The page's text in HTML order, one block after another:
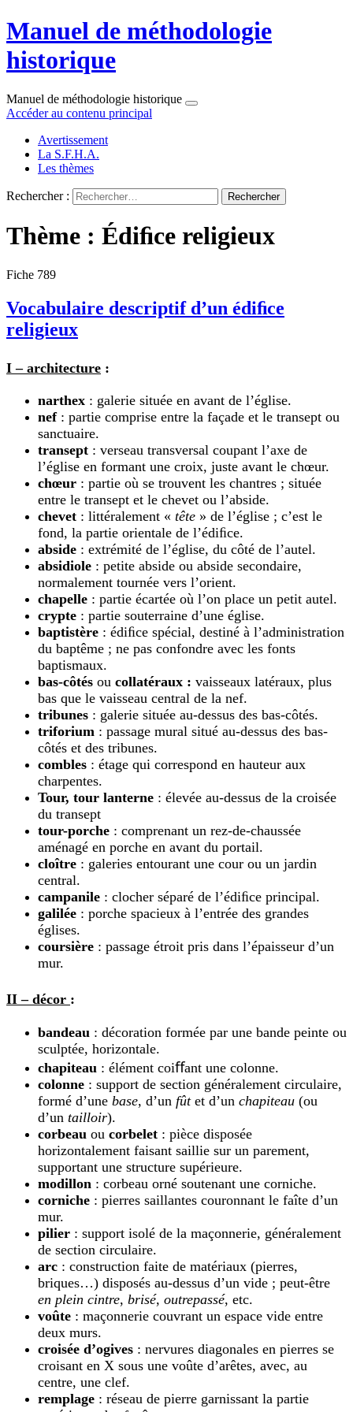
Manuel de méthodologie
historique
Manuel de méthodologie historique
Accéder au contenu principal
Avertissement
La S.F.H.A.
Les thèmes
Rechercher :
Thème : Édiﬁce religieux
Fiche 789
Vocabulaire descriptif d’un édiﬁce
religieux
I – architecture :
narthex : galerie située en avant de l’église.
nef: partie comprise entre la façade et le transept ou
sanctuaire.
transept : verseau transversal coupant l’axe de
l’église en formant une croix, juste avant le chœur.
chœur : partie où se trouvent les chantres ; située
entre le transept et le chevet ou l’abside.
chevet : littéralement « tête » de l’église ; c’est le
fond, la partie orientale de l’édiﬁce.
abside : extrémité de l’église, du côté de l’autel.
absidiole : petite abside ou abside secondaire,
normalement tournée vers l’orient.
chapelle : partie écartée où l’on place un petit autel.
crypte : partie souterraine d’une église.
baptistère : édiﬁce spécial, destiné à l’administration
du baptême ; ne pas confondre avec les fonts
baptismaux.
bas-côtés ou collatéraux : vaisseaux latéraux, plus
bas que le vaisseau central de la nef.
tribunes : galerie située au-dessus des bas-côtés.
triforium : passage mural situé au-dessus des bas-
côtés et des tribunes.
combles : étage qui correspond en hauteur aux
charpentes.
Tour, tour lanterne : élevée au-dessus de la croisée
du transept
tour-porche : comprenant un rez-de-chaussée
aménagé en porche en avant du portail.
cloître : galeries entourant une cour ou un jardin
central.
campanile : clocher séparé de l’édiﬁce principal.
galilée : porche spacieux à l’entrée des grandes
églises.
coursière : passage étroit pris dans l’épaisseur d’un
mur.
II – décor :
bandeau : décoration formée par une bande peinte ou
sculptée, horizontale.
chapiteau : élément coiﬀant une colonne.
colonne : support de section généralement circulaire,
formé d’une base, d’un fûtet d’un chapiteau (ou
d’un tailloir).
corbeau ou corbelet : pièce disposée
horizontalement faisant saillie sur un parement,
supportant une structure supérieure.
modillon : corbeau orné soutenant une corniche.
corniche : pierres saillantes couronnant le faîte d’un
mur.
pilier : support isolé de la maçonnerie, généralement
de section circulaire.
arc : construction faite de matériaux (pierres,
briques…) disposés au-dessus d’un vide ; peut-être
en plein cintre, brisé, outrepassé, etc.
voûte : maçonnerie couvrant un espace vide entre
deux murs.
croisée d’ogives : nervures diagonales en pierres se
croisant en X sous une voûte d’arêtes, avec, au
centre, une clef.
remplage : réseau de pierre garnissant la partie